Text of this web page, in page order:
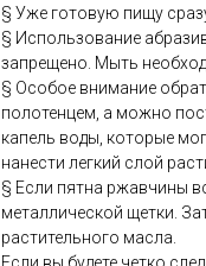
§ Уже готовую пищу
§ Использование
запрещено. Мыть
§ Особое внимание
полотенцем, а можно
капель воды, которые
нанести легкий слой
§ Если пятна ржавчины
металлической щетки.
растительного масла.